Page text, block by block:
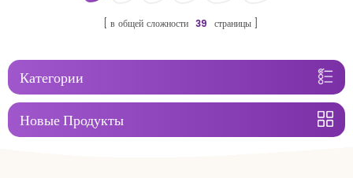
в общей сложности 39 страницы
Категории
Новые Продукты